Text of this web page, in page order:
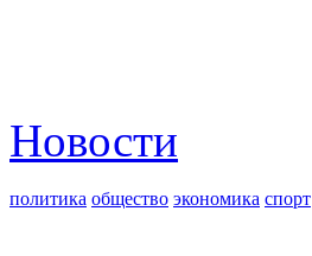
Новости
политика общество экономика спорт